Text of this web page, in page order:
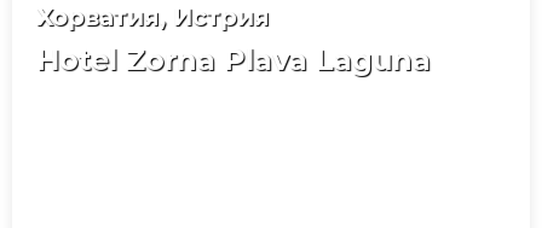
Хорватия, Истрия
Hotel Zorna Plava Laguna